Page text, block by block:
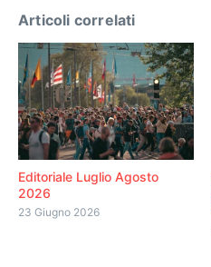
Articoli correlati
Editoriale Luglio Agosto
2026
23 Giugno 2026